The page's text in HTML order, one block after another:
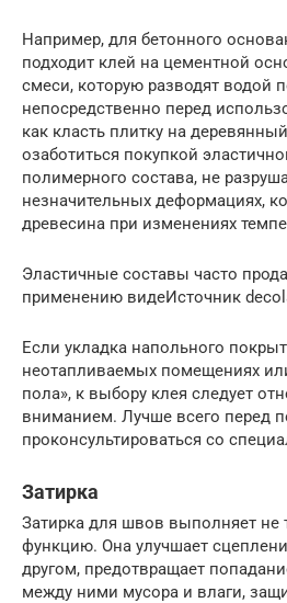
Например, для бетонного
подходит клей на цементной
смеси, которую разводят водой
непосредственно перед
как класть плитку на
озаботиться покупкой
полимерного состава, не
незначительных деформациях,
древесина при изменениях
Эластичные составы часто
применению видеИсточник
Если укладка напольного
неотапливаемых помещениях
пола», к выбору клея следует
вниманием. Лучше всего перед
проконсультироваться со
Затирка
Затирка для швов выполняет не
функцию. Она улучшает
другом, предотвращает
между ними мусора и влаги,